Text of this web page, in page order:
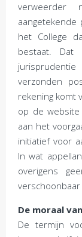
het College
bestaat.
verzonden
rekening komt
op de
aan het
initiatief voor
In wat
overigens
De moraal
De termijn